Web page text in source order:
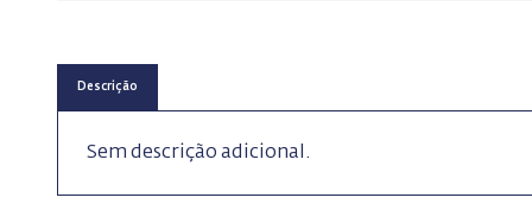
Descrição
Sem descrição adicional.